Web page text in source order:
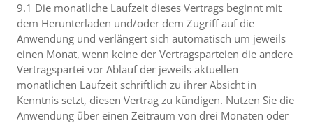
9.1 Die monatliche Laufzeit dieses Vertrags beginnt mit
dem Herunterladen und/oder dem Zugriff auf die
Anwendung und verlängert sich automatisch um jeweils
einen Monat, wenn keine der Vertragsparteien die andere
Vertragspartei vor Ablauf der jeweils aktuellen
monatlichen Laufzeit schriftlich zu ihrer Absicht in
Kenntnis setzt, diesen Vertrag zu kündigen. Nutzen Sie die
Anwendung über einen Zeitraum von drei Monaten oder